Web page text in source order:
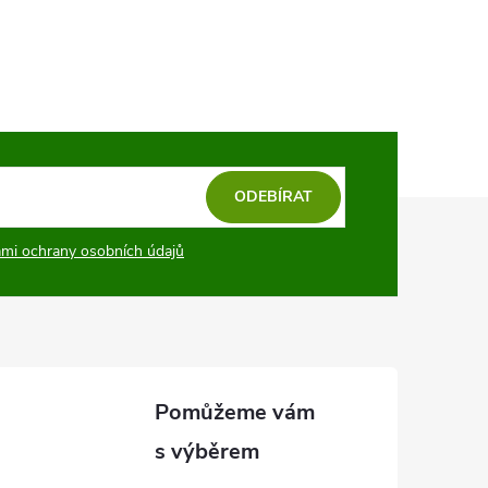
ochrany osobních údajů
ODEBÍRAT